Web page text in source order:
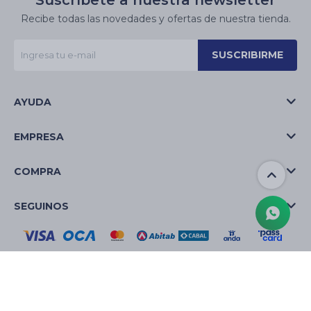
Recibe todas las novedades y ofertas de nuestra tienda.
SUSCRIBIRME
AYUDA
EMPRESA
COMPRA
SEGUINOS